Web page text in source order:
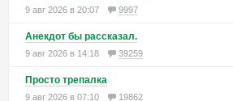
9 авг 2026 в 20:07 9997
Анекдот бы рассказал.
9 авг 2026 в 14:18 39259
Просто трепалка
9 авг 2026 в 07:10 19862